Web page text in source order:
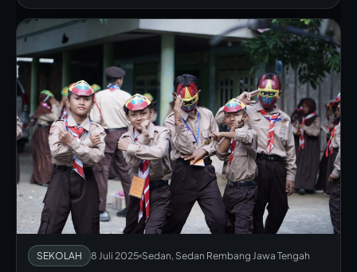
SEKOLAH 8 Juli 2025 Sedan, Sedan Rembang Jawa Tengah